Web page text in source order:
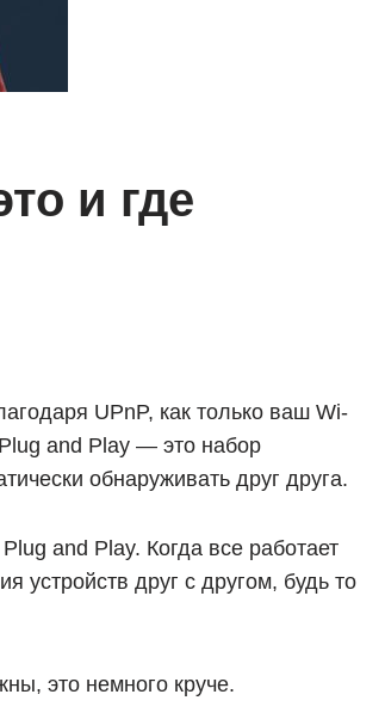
и где
UPnP, как только ваш Wi-
and Play — это набор
обнаруживать друг друга.
and Play. Когда все работает
устройств друг с другом, будь то
это немного круче.